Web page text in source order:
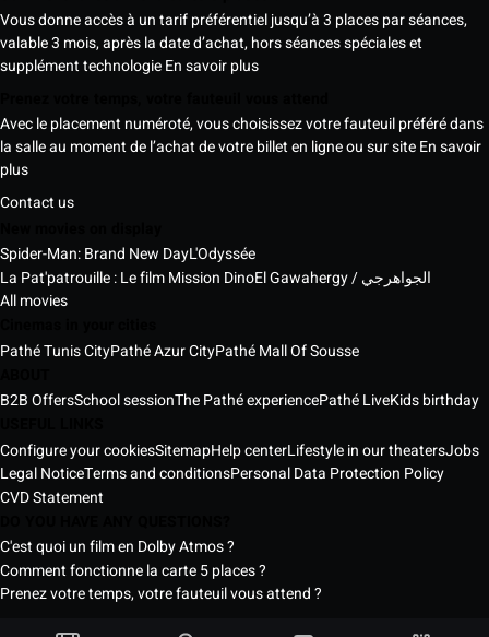
Vous donne accès à un tarif préférentiel jusqu’à 3 places par séances,
valable 3 mois, après la date d’achat, hors séances spéciales et
supplément technologieEn savoir plus
Avec le placement numéroté, vous choisissez votre fauteuil préféré dans
la salle au moment de l’achat de votre billet en ligne ou sur siteEn savoir
plus
Contact us
Spider-Man: Brand New DayL'Odyssée
La Pat'patrouille : Le film Mission Dino
El Gawahergy / الجواهرجي
All movies
Pathé Tunis CityPathé Azur CityPathé Mall Of Sousse
B2B OffersSchool sessionThe Pathé experiencePathé LiveKids birthday
Configure your cookiesSitemapHelp centerLifestyle in our theatersJobs
Legal NoticeTerms and conditionsPersonal Data Protection Policy
CVD Statement
C'est quoi un film en Dolby Atmos ?
Comment fonctionne la carte 5 places ?
Prenez votre temps, votre fauteuil vous attend ?